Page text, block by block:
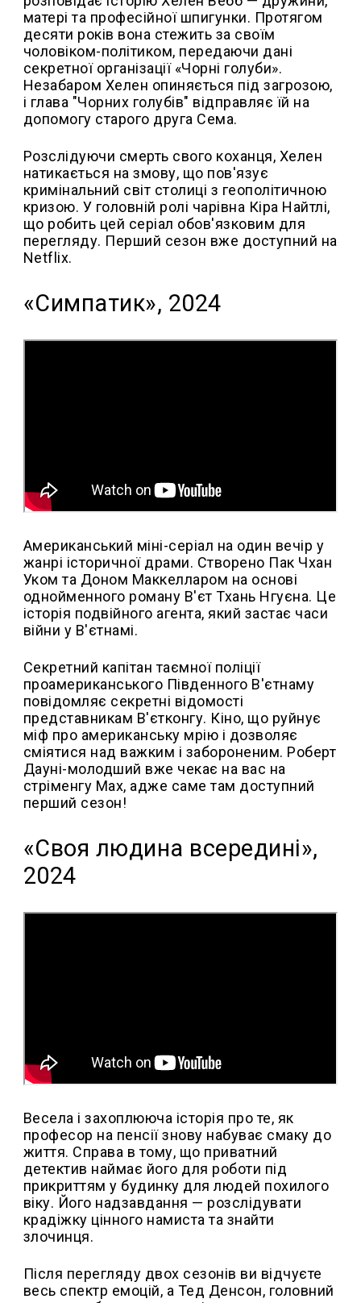
матері та професійної шпигунки. Протягом
десяти років вона стежить за своїм
чоловіком-політиком, передаючи дані
секретної організації «Чорні голуби».
Незабаром Хелен опиняється під загрозою,
і глава "Чорних голубів" відправляє їй на
допомогу старого друга Сема.
Розслідуючи смерть свого коханця, Хелен
натикається на змову, що пов'язує
кримінальний світ столиці з геополітичною
кризою. У головній ролі чарівна Кіра Найтлі,
що робить цей серіал обов'язковим для
перегляду. Перший сезон вже доступний на
Netflix.
«Симпатик», 2024
Американський міні-серіал на один вечір у
жанрі історичної драми. Створено Пак Чхан
Уком та Доном Маккелларом на основі
однойменного роману В'єт Тхань Нгуєна. Це
історія подвійного агента, який застає часи
війни у ​​В'єтнамі.
Секретний капітан таємної поліції
проамериканського Південного В'єтнаму
повідомляє секретні відомості
представникам В'єтконгу. Кіно, що руйнує
міф про американську мрію і дозволяє
сміятися над важким і забороненим. Роберт
Дауні-молодший вже чекає на вас на
стріменгу Max, адже саме там доступний
перший сезон!
«Своя людина всередині»,
2024
Весела і захоплююча історія про те, як
професор на пенсії знову набуває смаку до
життя. Справа в тому, що приватний
детектив наймає його для роботи під
прикриттям у будинку для людей похилого
віку. Його надзавдання — розслідувати
крадіжку цінного намиста та знайти
злочинця.
Після перегляду двох сезонів ви відчуєте
весь спектр емоцій, а Тед Денсон, головний